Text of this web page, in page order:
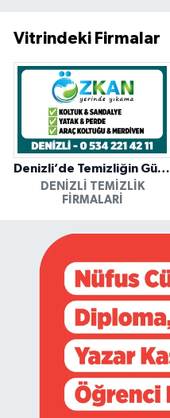
Vitrindeki Firmalar
Denizli’de Temizliğin Güvenilir Adresi: Özkan Yerinde Yıkama
DENIZLI TEMIZLIK
FIRMALARI